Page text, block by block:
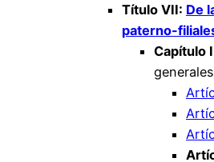
Título VII: De
paterno-
Capítulo I
generales